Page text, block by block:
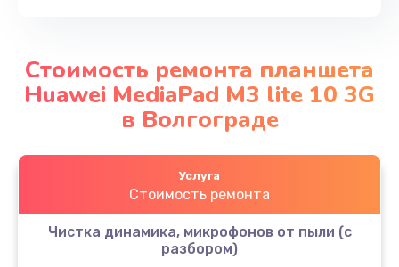
Стоимость ремонта планшета
Huawei MediaPad M3 lite 10 3G
в Волгограде
Услуга
Стоимость ремонта
Чистка динамика, микрофонов от пыли (с
разбором)